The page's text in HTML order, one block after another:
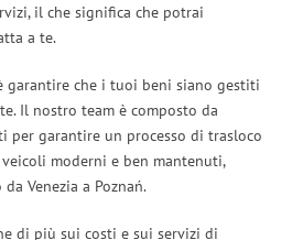
il che significa che potrai
a te.
garantire che i tuoi beni siano gestiti
Il nostro team è composto da
per garantire un processo di trasloco
moderni e ben mantenuti,
Venezia a Poznań.
di più sui costi e sui servizi di